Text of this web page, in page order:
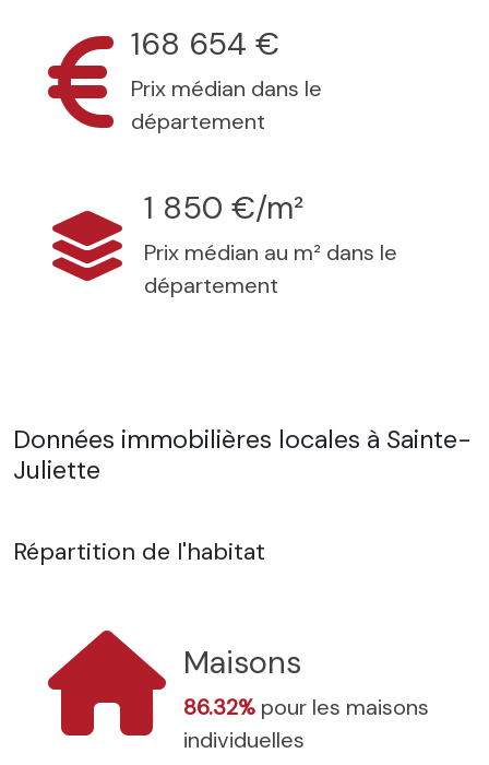
168 654 €
Prix médian dans le
département
1 850 €/m²
Prix médian au m² dans le
département
Données immobilières locales à Sainte-
Juliette
Répartition de l'habitat
Maisons
86.32% pour les maisons
individuelles